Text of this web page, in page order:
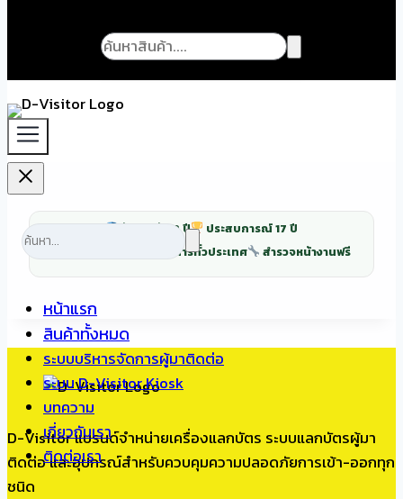
หน้าแรก
สินค้าทั้งหมด
ระบบบริหารจัดการผู้มาติดต่อ
ระบบ D-Visitor Kiosk
บทความ
เกี่ยวกับเรา
ติดต่อเรา
รับประกัน 2 ปี
ประสบการณ์ 17 ปี
ติดตั้งกว่า 500 โครงการทั่วประเทศ
สำรวจหน้างานฟรี
D-Visitor แบรนด์จำหน่ายเครื่องแลกบัตร ระบบแลกบัตรผู้มา
ติดต่อ และอุปกรณ์สำหรับควบคุมความปลอดภัยการเข้า-ออกทุก
ชนิด